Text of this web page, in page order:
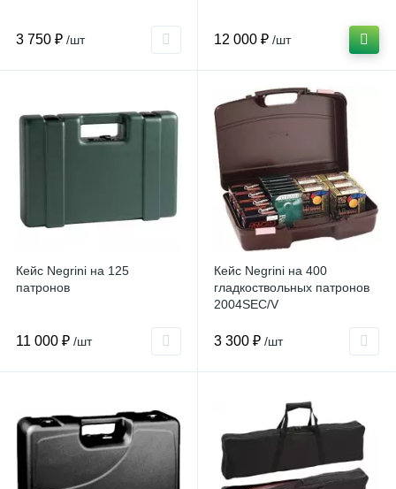
3 750 ₽ /шт 12 000 ₽ /шт
Кейс Negrini на 125
патронов
11 000 ₽ /шт
Кейс Negrini на 400
гладкоствольных патронов
2004SEC/V
3 300 ₽ /шт